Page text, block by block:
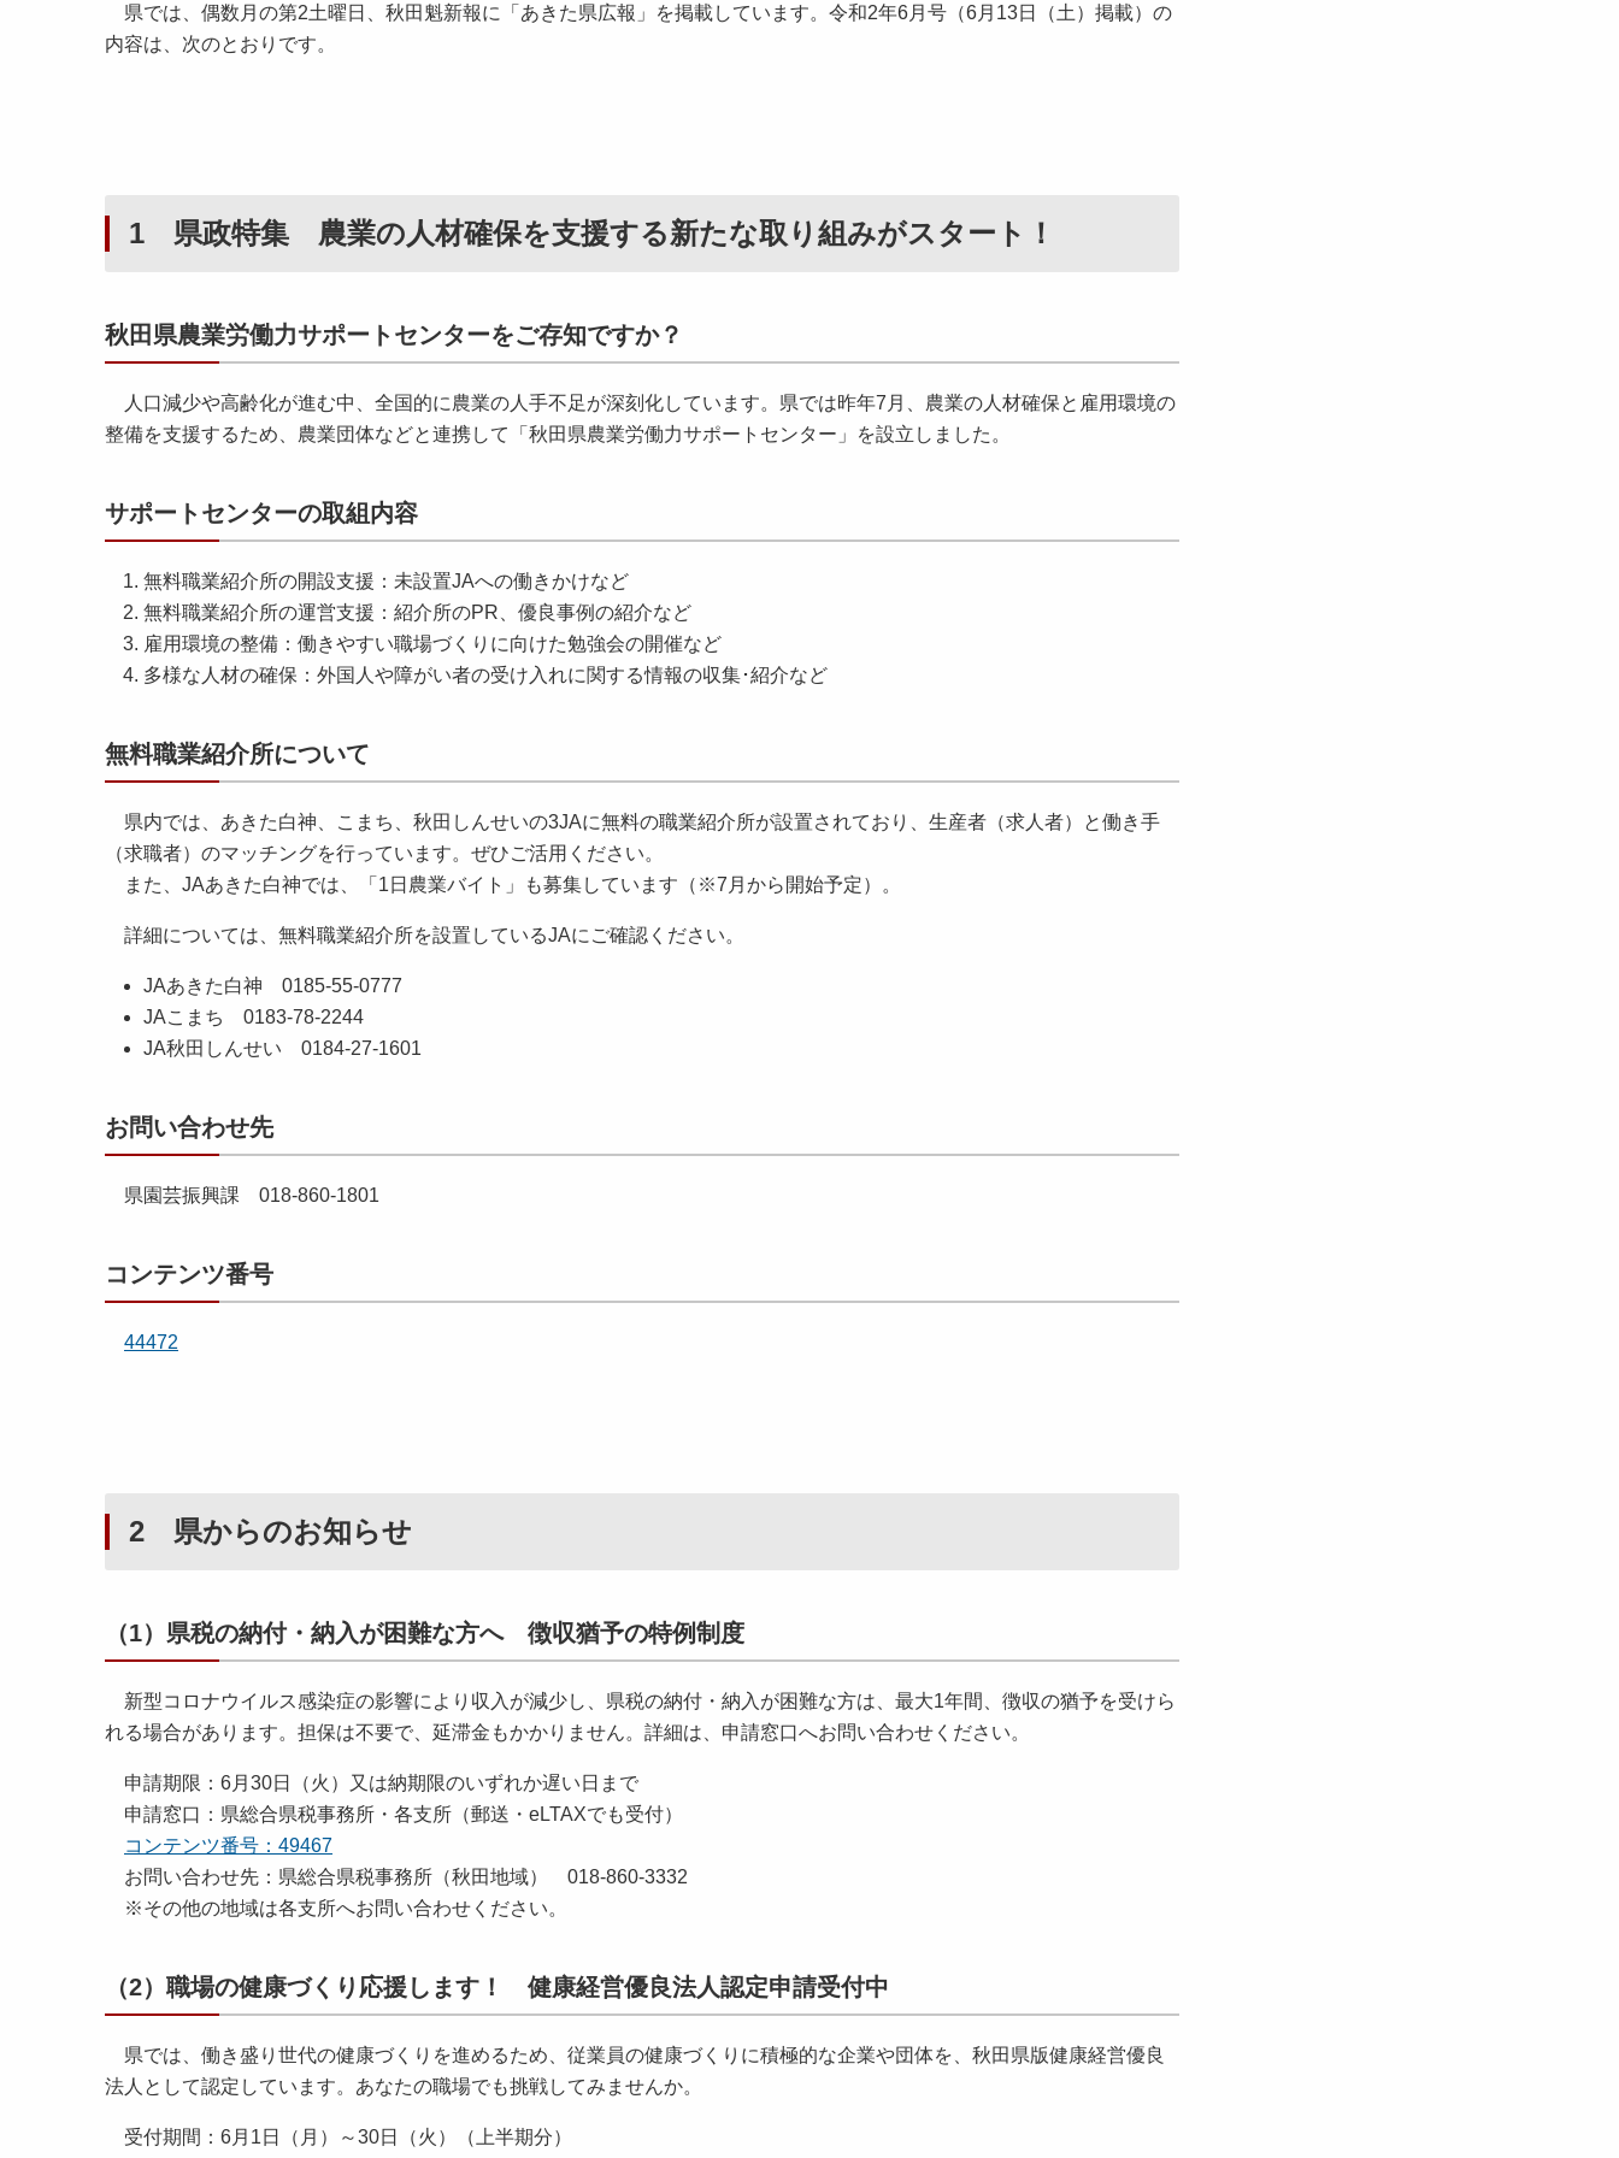
県では、偶数月の第2土曜日、秋田魁新報に「あきた県広報」を掲載しています。令和2年6月号（6月13日（土）掲載）の
内容は、次のとおりです。
1 県政特集 農業の人材確保を支援する新たな取り組みがスタート！
秋田県農業労働力サポートセンターをご存知ですか？
人口減少や高齢化が進む中、全国的に農業の人手不足が深刻化しています。県では昨年7月、農業の人材確保と雇用環境の
整備を支援するため、農業団体などと連携して「秋田県農業労働力サポートセンター」を設立しました。
サポートセンターの取組内容
無料職業紹介所の開設支援：未設置JAへの働きかけなど
無料職業紹介所の運営支援：紹介所のPR、優良事例の紹介など
雇用環境の整備：働きやすい職場づくりに向けた勉強会の開催など
多様な人材の確保：外国人や障がい者の受け入れに関する情報の収集･紹介など
無料職業紹介所について
県内では、あきた白神、こまち、秋田しんせいの3JAに無料の職業紹介所が設置されており、生産者（求人者）と働き手
（求職者）のマッチングを行っています。ぜひご活用ください。
また、JAあきた白神では、「1日農業バイト」も募集しています（※7月から開始予定）。
詳細については、無料職業紹介所を設置しているJAにご確認ください。
JAあきた白神 0185-55-0777
JAこまち 0183-78-2244
JA秋田しんせい 0184-27-1601
お問い合わせ先
県園芸振興課 018-860-1801
コンテンツ番号
44472
2 県からのお知らせ
（1）県税の納付・納入が困難な方へ 徴収猶予の特例制度
新型コロナウイルス感染症の影響により収入が減少し、県税の納付・納入が困難な方は、最大1年間、徴収の猶予を受けら
れる場合があります。担保は不要で、延滞金もかかりません。詳細は、申請窓口へお問い合わせください。
申請期限：6月30日（火）又は納期限のいずれか遅い日まで
申請窓口：県総合県税事務所・各支所（郵送・eLTAXでも受付）
コンテンツ番号：49467
お問い合わせ先：県総合県税事務所（秋田地域） 018-860-3332
※その他の地域は各支所へお問い合わせください。
（2）職場の健康づくり応援します！ 健康経営優良法人認定申請受付中
県では、働き盛り世代の健康づくりを進めるため、従業員の健康づくりに積極的な企業や団体を、秋田県版健康経営優良
法人として認定しています。あなたの職場でも挑戦してみませんか。
受付期間：6月1日（月）～30日（火）（上半期分）